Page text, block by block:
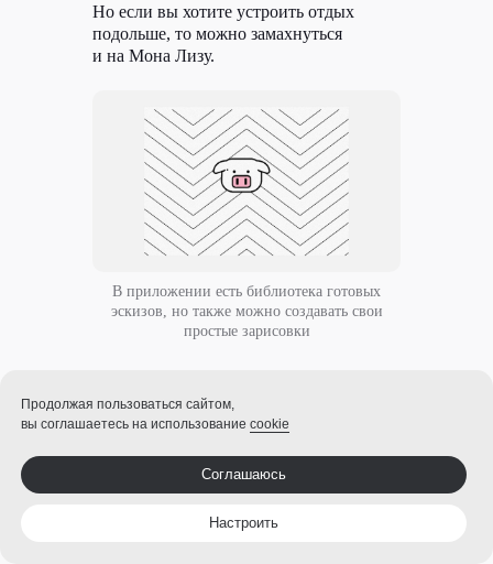
Продолжая пользоваться сайтом,
вы соглашаетесь на использование cookie
Соглашаюсь
Настроить
Но если вы хотите устроить отдых
подольше, то можно замахнуться
и на Мона Лизу.
В приложении есть библиотека готовых
эскизов, но также можно создавать свои
простые зарисовки
внизу экрана появится палитра
с красками. Здесь можно выбрать
до кислотных — и настроить плавность
переходов между цветами.